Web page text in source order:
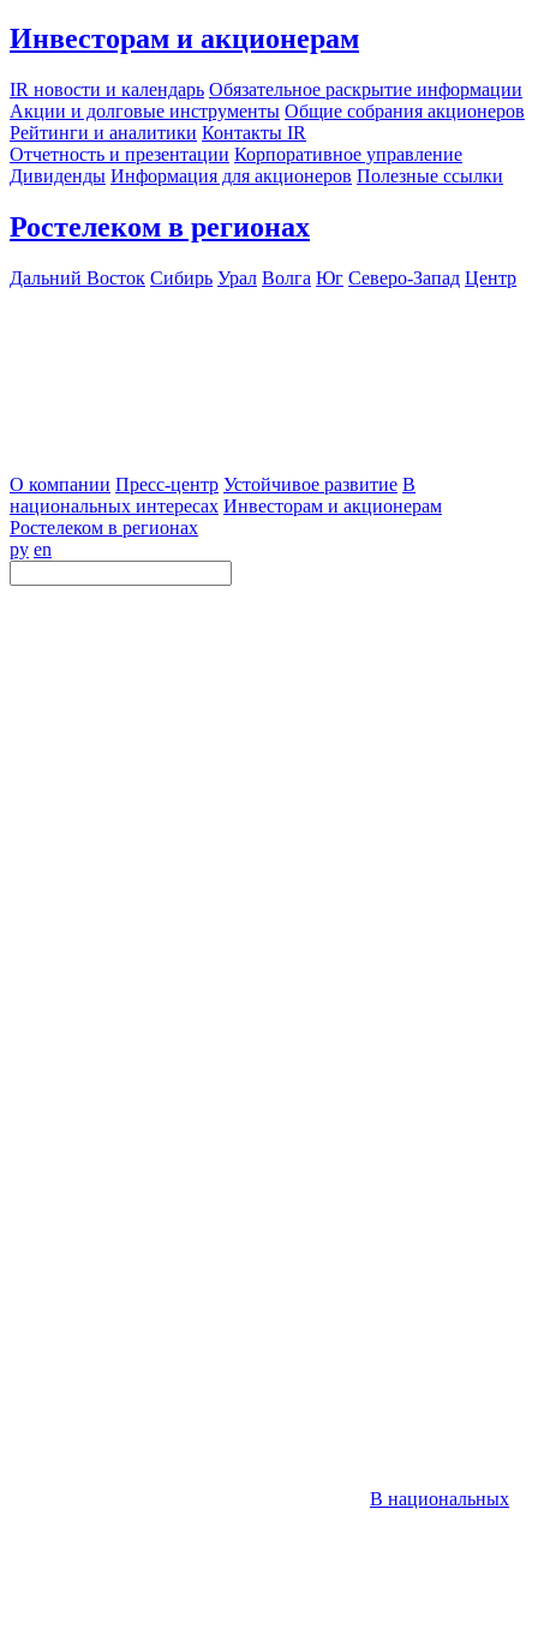
Инвесторам и акционерам
IR новости и календарь Обязательное раскрытие информации
Акции и долговые инструменты Общие собрания акционеров
Рейтинги и аналитики Контакты IR
Отчетность и презентации Корпоративное управление
Дивиденды Информация для акционеров Полезные ссылки
Ростелеком в регионах
Дальний Восток Сибирь Урал Волга Юг Северо-Запад Центр
О компании Пресс-центр Устойчивое развитие В
национальных интересах Инвесторам и акционерам
Ростелеком в регионах
ру en
В национальных